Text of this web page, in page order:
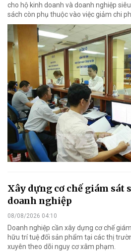
cho hộ kinh doanh và doanh nghiệp
sách còn phụ thuộc vào việc giảm chi
Xây dựng cơ chế giám sát
doanh nghiệp
08/08/2026 04:10
Doanh nghiệp cần xây dựng cơ chế
hữu trí tuệ đối sản phẩm tại các thị
xuyên theo dõi nguy cơ xâm phạm.